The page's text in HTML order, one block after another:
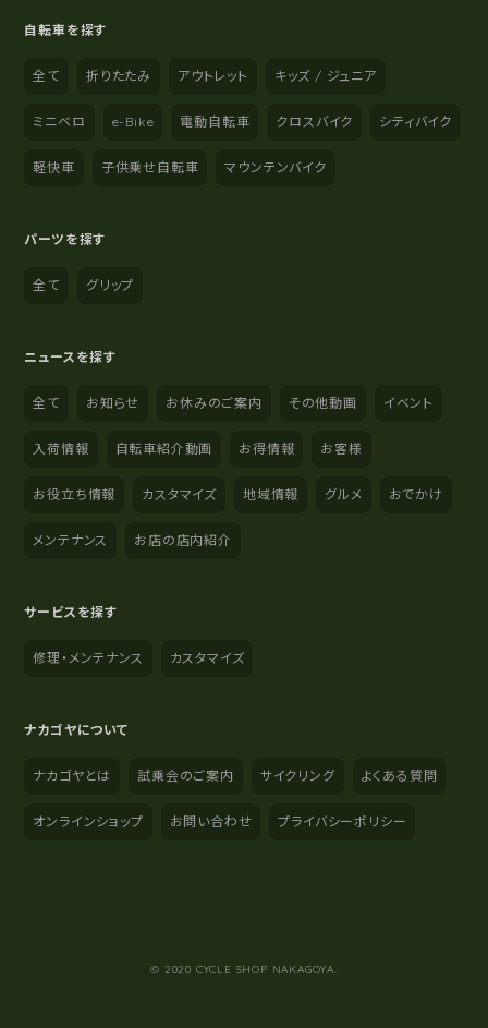
自転車を探す
全て 折りたたみ アウトレット キッズ / ジュニア
ミニベロ e-Bike 電動自転車 クロスバイク シティバイク
軽快車 子供乗せ自転車 マウンテンバイク
パーツを探す
全て グリップ
ニュースを探す
全て お知らせ お休みのご案内 その他動画 イベント
入荷情報 自転車紹介動画 お得情報 お客様
お役立ち情報 カスタマイズ 地域情報 グルメ おでかけ
メンテナンス お店の店内紹介
サービスを探す
修理・メンテナンス カスタマイズ
ナカゴヤについて
ナカゴヤとは 試乗会のご案内 サイクリング よくある質問
オンラインショップ お問い合わせ プライバシーポリシー
© 2020 CYCLE SHOP NAKAGOYA.